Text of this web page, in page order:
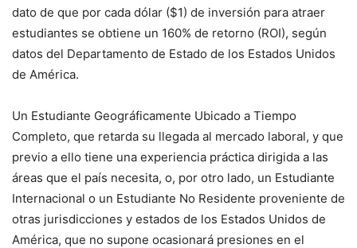
dato de que por cada dólar ($1) de inversión para atraer
estudiantes se obtiene un 160% de retorno (ROI), según
datos del Departamento de Estado de los Estados Unidos
de América.
Un Estudiante Geográficamente Ubicado a Tiempo
Completo, que retarda su llegada al mercado laboral, y que
previo a ello tiene una experiencia práctica dirigida a las
áreas que el país necesita, o, por otro lado, un Estudiante
Internacional o un Estudiante No Residente proveniente de
otras jurisdicciones y estados de los Estados Unidos de
América, que no supone ocasionará presiones en el